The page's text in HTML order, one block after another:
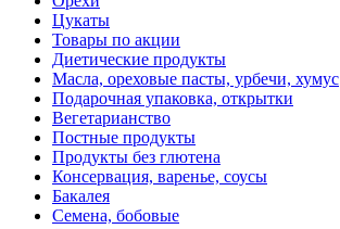
Цукаты
Товары по акции
Диетические продукты
Масла, ореховые пасты, урбечи, хумус
Подарочная упаковка, открытки
Вегетарианство
Постные продукты
Продукты без глютена
Консервация, варенье, соусы
Бакалея
Семена, бобовые